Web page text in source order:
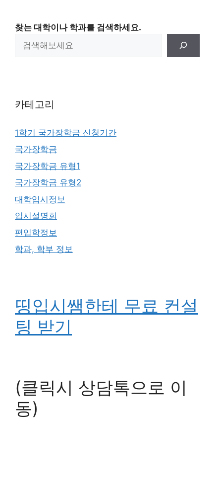
찾는 대학이나 학과를 검색하세요.
카테고리
1학기 국가장학금 신청기간
국가장학금
국가장학금 유형1
국가장학금 유형2
대학입시정보
입시설명회
편입학정보
학과, 학부 정보
띵입시쌤한테 무료 컨설
팅 받기
(클릭시 상담톡으로 이
동)